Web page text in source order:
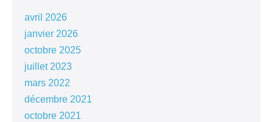
avril 2026
janvier 2026
octobre 2025
juillet 2023
mars 2022
décembre 2021
octobre 2021